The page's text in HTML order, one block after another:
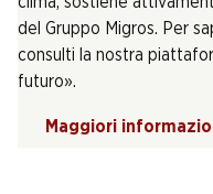
del Gruppo Migros. Per
consulti la nostra
futuro».
Maggiori